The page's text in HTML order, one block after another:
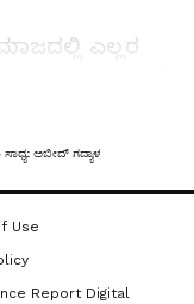
ಎಲ್ಲರ
ಕಾರಾಗೃಹ
ಸಮಾಜದಲ್ಲಿ
ಉಡುಪಿ
ಜಿ. ಮಾತನಾಡಿ,
ಅಬೀದ್ ಗದ್ಯಾಳ
Use
Report Digital